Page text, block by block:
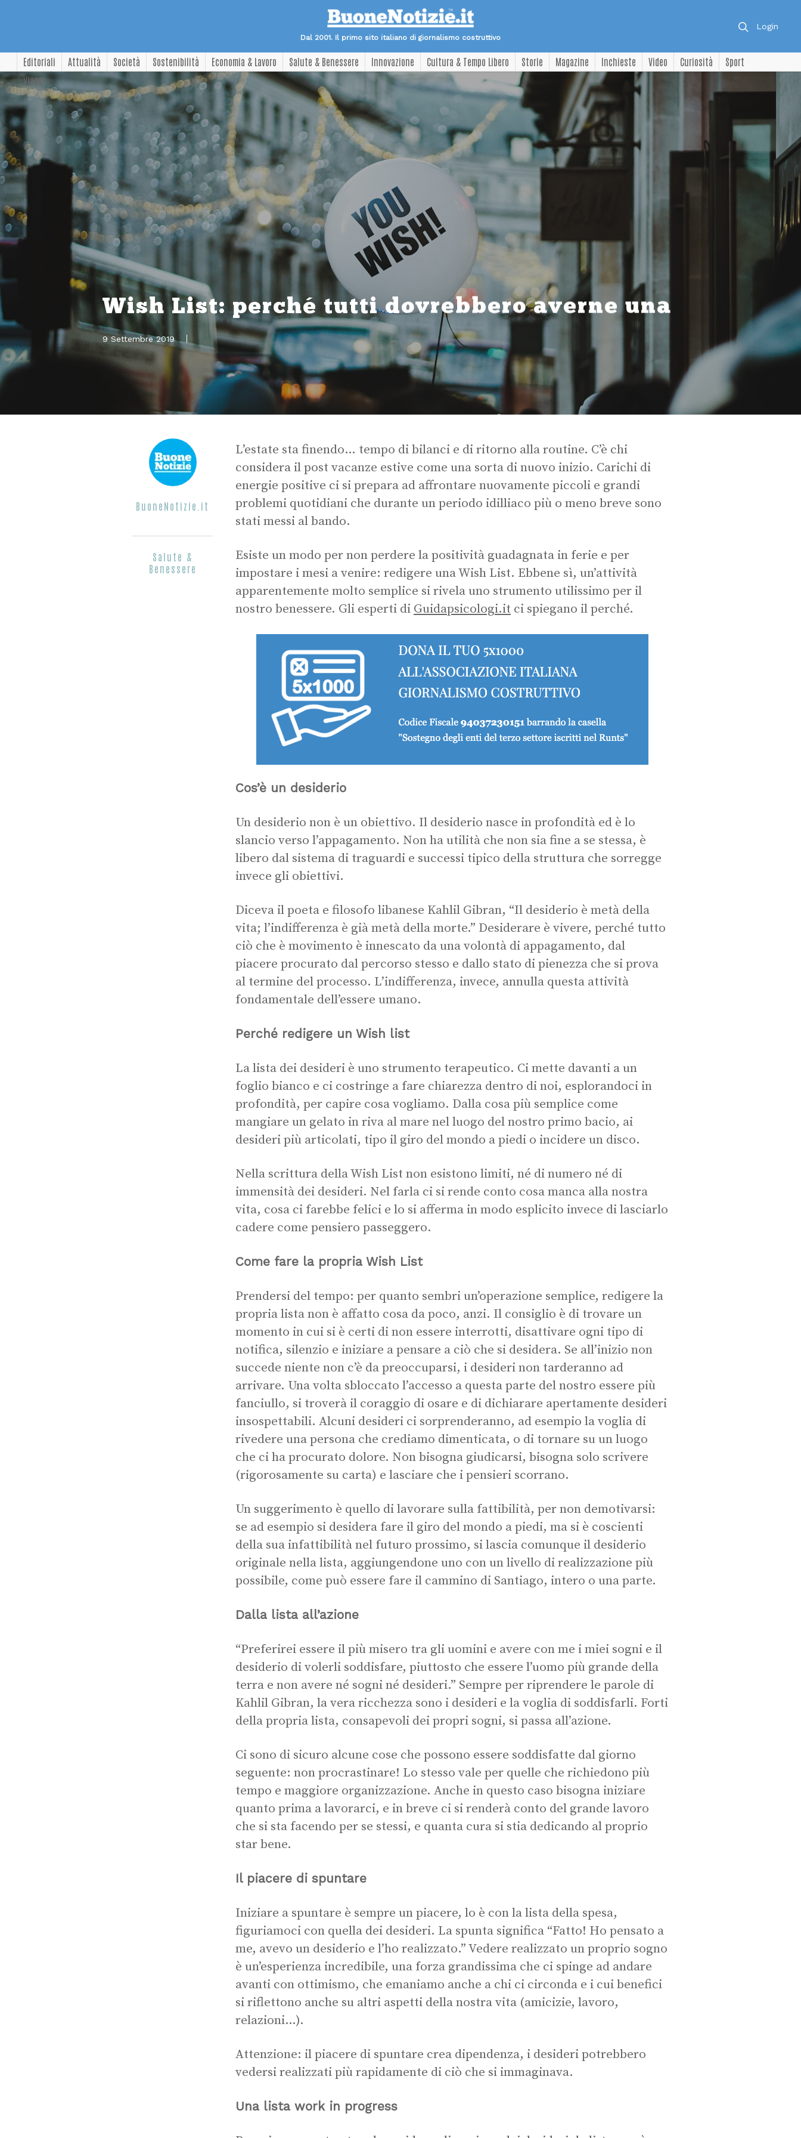
Dal 2001. Il primo sito italiano di giornalismo costruttivo
Login
Editoriali Attualità Società Sostenibilità Economia & Lavoro Salute & Benessere Innovazione Cultura & Tempo Libero Storie Magazine Inchieste Video Curiosità
Sport
Viaggi
Wish List: perché tutti dovrebbero averne una
9 Settembre 2019
BuoneNotizie.it
Salute &
Benessere
L’estate sta finendo… tempo di bilanci e di ritorno alla routine. C’è chi
considera il post vacanze estive come una sorta di nuovo inizio. Carichi di
energie positive ci si prepara ad affrontare nuovamente piccoli e grandi
problemi quotidiani che durante un periodo idilliaco più o meno breve sono
stati messi al bando.
Esiste un modo per non perdere la positività guadagnata in ferie e per
impostare i mesi a venire: redigere una Wish List. Ebbene sì, un’attività
apparentemente molto semplice si rivela uno strumento utilissimo per il
nostro benessere. Gli esperti di Guidapsicologi.it ci spiegano il perché.
Cos’è un desiderio
Un desiderio non è un obiettivo. Il desiderio nasce in profondità ed è lo
slancio verso l’appagamento. Non ha utilità che non sia fine a se stessa, è
libero dal sistema di traguardi e successi tipico della struttura che sorregge
invece gli obiettivi.
Diceva il poeta e filosofo libanese Kahlil Gibran, “Il desiderio è metà della
vita; l’indifferenza è già metà della morte.” Desiderare è vivere, perché tutto
ciò che è movimento è innescato da una volontà di appagamento, dal
piacere procurato dal percorso stesso e dallo stato di pienezza che si prova
al termine del processo. L’indifferenza, invece, annulla questa attività
fondamentale dell’essere umano.
Perché redigere un Wish list
La lista dei desideri è uno strumento terapeutico. Ci mette davanti a un
foglio bianco e ci costringe a fare chiarezza dentro di noi, esplorandoci in
profondità, per capire cosa vogliamo. Dalla cosa più semplice come
mangiare un gelato in riva al mare nel luogo del nostro primo bacio, ai
desideri più articolati, tipo il giro del mondo a piedi o incidere un disco.
Nella scrittura della Wish List non esistono limiti, né di numero né di
immensità dei desideri. Nel farla ci si rende conto cosa manca alla nostra
vita, cosa ci farebbe felici e lo si afferma in modo esplicito invece di lasciarlo
cadere come pensiero passeggero.
Come fare la propria Wish List
Prendersi del tempo: per quanto sembri un’operazione semplice, redigere la
propria lista non è affatto cosa da poco, anzi. Il consiglio è di trovare un
momento in cui si è certi di non essere interrotti, disattivare ogni tipo di
notifica, silenzio e iniziare a pensare a ciò che si desidera. Se all’inizio non
succede niente non c’è da preoccuparsi, i desideri non tarderanno ad
arrivare. Una volta sbloccato l’accesso a questa parte del nostro essere più
fanciullo, si troverà il coraggio di osare e di dichiarare apertamente desideri
insospettabili. Alcuni desideri ci sorprenderanno, ad esempio la voglia di
rivedere una persona che crediamo dimenticata, o di tornare su un luogo
che ci ha procurato dolore. Non bisogna giudicarsi, bisogna solo scrivere
(rigorosamente su carta) e lasciare che i pensieri scorrano.
Un suggerimento è quello di lavorare sulla fattibilità, per non demotivarsi:
se ad esempio si desidera fare il giro del mondo a piedi, ma si è coscienti
della sua infattibilità nel futuro prossimo, si lascia comunque il desiderio
originale nella lista, aggiungendone uno con un livello di realizzazione più
possibile, come può essere fare il cammino di Santiago, intero o una parte.
Dalla lista all’azione
“Preferirei essere il più misero tra gli uomini e avere con me i miei sogni e il
desiderio di volerli soddisfare, piuttosto che essere l’uomo più grande della
terra e non avere né sogni né desideri.” Sempre per riprendere le parole di
Kahlil Gibran, la vera ricchezza sono i desideri e la voglia di soddisfarli. Forti
della propria lista, consapevoli dei propri sogni, si passa all’azione.
Ci sono di sicuro alcune cose che possono essere soddisfatte dal giorno
seguente: non procrastinare! Lo stesso vale per quelle che richiedono più
tempo e maggiore organizzazione. Anche in questo caso bisogna iniziare
quanto prima a lavorarci, e in breve ci si renderà conto del grande lavoro
che si sta facendo per se stessi, e quanta cura si stia dedicando al proprio
star bene.
Il piacere di spuntare
Iniziare a spuntare è sempre un piacere, lo è con la lista della spesa,
figuriamoci con quella dei desideri. La spunta significa “Fatto! Ho pensato a
me, avevo un desiderio e l’ho realizzato.” Vedere realizzato un proprio sogno
è un’esperienza incredibile, una forza grandissima che ci spinge ad andare
avanti con ottimismo, che emaniamo anche a chi ci circonda e i cui benefici
si riflettono anche su altri aspetti della nostra vita (amicizie, lavoro,
relazioni…).
Attenzione: il piacere di spuntare crea dipendenza, i desideri potrebbero
vedersi realizzati più rapidamente di ciò che si immaginava.
Una lista work in progress